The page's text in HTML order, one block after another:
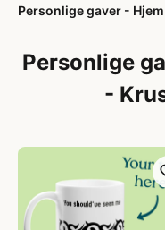
Personlige gaver -
Personlige
-